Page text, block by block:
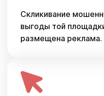
Скликивание
выгоды той
размещена реклама.